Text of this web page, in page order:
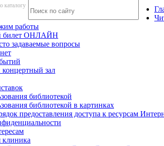
каталогу
работы
билет ОНЛАЙН
задаваемые вопросы
зал
библиотекой
библиотекой в картинках
предоставления доступа к ресурсам